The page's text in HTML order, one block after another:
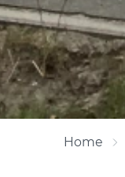
Home